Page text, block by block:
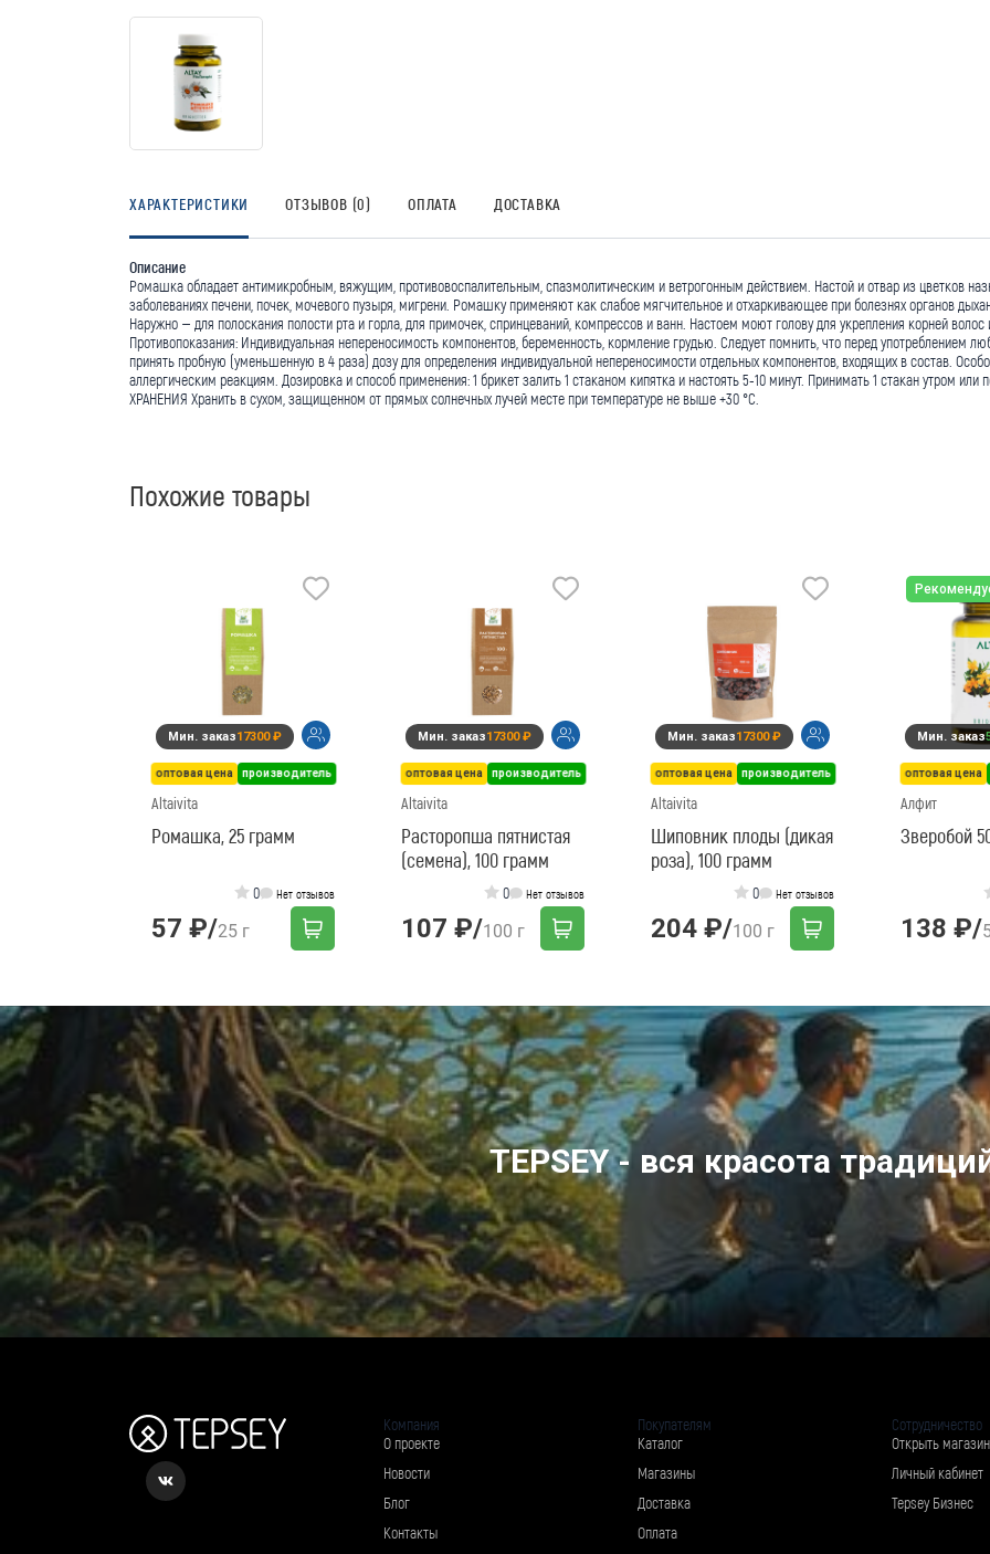
ХАРАКТЕРИСТИКИ ОТЗЫВОВ (0) ОПЛАТА ДОСТАВКА
Описание
Ромашка обладает антимикробным, вяжущим, противовоспалительным, спазмолитическим и ветрогонным действием. Настой и отвар из цветков
заболеваниях печени, почек, мочевого пузыря, мигрени. Ромашку применяют как слабое мягчительное и отхаркивающее при болезнях органов
Наружно – для полоскания полости рта и горла, для примочек, спринцеваний, компрессов и ванн. Настоем моют голову для укрепления корней
Противопоказания: Индивидуальная непереносимость компонентов, беременность, кормление грудью. Следует помнить, что перед употреблением
принять пробную (уменьшенную в 4 раза) дозу для определения индивидуальной непереносимости отдельных компонентов, входящих в состав.
аллергическим реакциям. Дозировка и способ применения: 1 брикет залить 1 стаканом кипятка и настоять 5-10 минут. Принимать 1 стакан утром
ХРАНЕНИЯ Хранить в сухом, защищенном от прямых солнечных лучей месте при температуре не выше +30 °С.
Похожие товары
Мин. заказ17300 ₽
оптовая цена производитель
Altaivita
Ромашка, 25 грамм
0 Нет отзывов
57 ₽/25 г
Мин. заказ17300 ₽
оптовая цена производитель
Altaivita
Расторопша пятнистая
(семена), 100 грамм
0 Нет отзывов
107 ₽/100 г
Мин. заказ17300 ₽
оптовая цена производитель
Altaivita
Шиповник плоды (дикая
роза), 100 грамм
0 Нет отзывов
204 ₽/100 г
Мин. заказ
оптовая цена
Алфит
Зверобой
138 ₽/
TEPSEY - вся красота
Компания
О проекте
Новости
Блог
Контакты
Покупателям
Каталог
Магазины
Доставка
Оплата
Сотрудничество
Открыть магазин
Личный кабинет
Tepsey Бизнес